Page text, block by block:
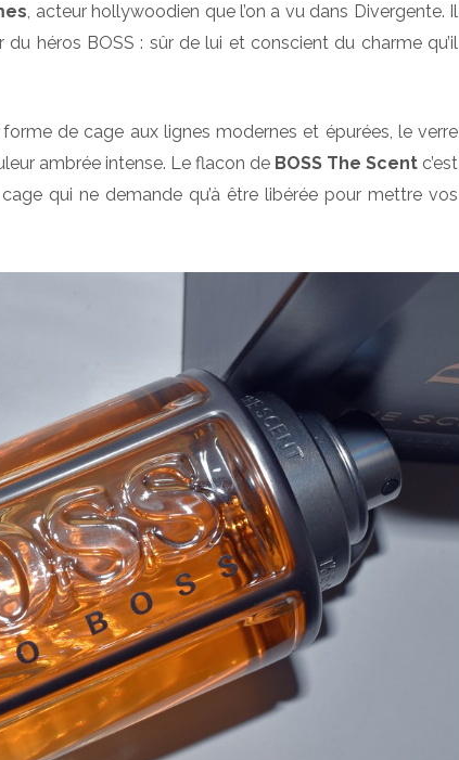
, acteur hollywoodien que l’on a vu dans Divergente. Il
héros BOSS : sûr de lui et conscient du charme qu’il
de cage aux lignes modernes et épurées, le verre
ambrée intense. Le flacon de BOSS The Scent c’est
qui ne demande qu’à être libérée pour mettre vos